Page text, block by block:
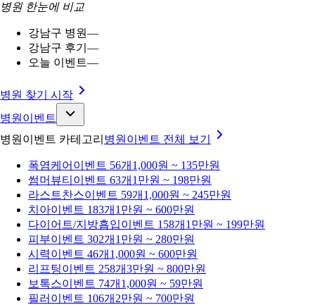
병원 한눈에 비교
강남구 병원—
강남구 후기 —
오늘 이벤트—
병원 찾기 시작
병원이벤트
병원이벤트 카테고리 병원이벤트 전체 보기
폭염케어 이벤트 56개 1,000원 ~ 135만원
썸머뷰티 이벤트 63개 1만원 ~ 198만원
라스트찬스이벤트 59개 1,000원 ~ 245만원
치아이벤트 183개 1만원 ~ 600만원
다이어트/지방흡입이벤트 158개 1만원 ~ 199만원
피부이벤트 302개 1만원 ~ 280만원
시력이벤트 46개 1,000원 ~ 600만원
리프팅이벤트 258개3만원 ~ 800만원
보톡스이벤트 74개 1,000원 ~ 59만원
필러 이벤트 106개 2만원 ~ 700만원